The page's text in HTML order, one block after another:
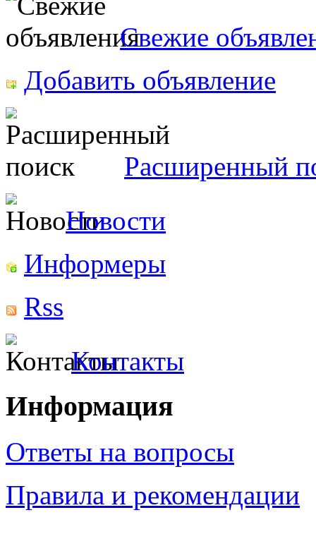
Свежие
Добавить объявление
Расширенный
Новости
Информеры
Rss
Контакты
Информация
Ответы на вопросы
Правила и рекомендации